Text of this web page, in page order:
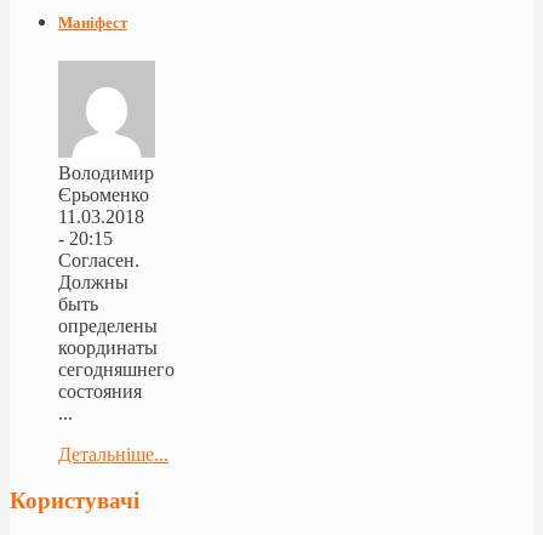
Маніфест
Володимир
Єрьоменко
11.03.2018
- 20:15
Согласен.
Должны
быть
определены
координаты
сегодняшнего
состояния
...
Детальніше...
Користувачі